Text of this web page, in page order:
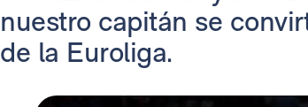
nuestro capitán se
de la Euroliga.